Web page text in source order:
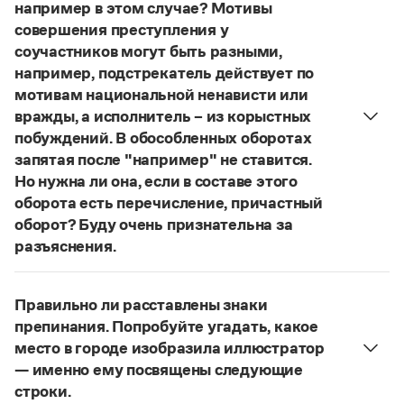
Словари русского языка как государственного
Справочники
Правила русской орфографии и пунктуации
Русский язык. Краткий теоретический курс
для школьников
Письмовник
Справочник по пунктуации
Словарь-справочник трудностей
Справочник по фразеологии
Азбучные истины
Словарь-справочник непростые слова
Журнал
Новости и события
Управление в русском языке
Словарь русских имён
Словарь методических терминов
Правила русской орфографии и пунктуации
(1956)
например в этом случае? Мотивы
совершения преступления у
соучастников могут быть разными,
например, подстрекатель действует по
мотивам национальной ненависти или
вражды, а исполнитель – из корыстных
побуждений. В обособленных оборотах
запятая после "например" не ставится.
Но нужна ли она, если в составе этого
оборота есть перечисление, причастный
оборот? Буду очень признательна за
разъяснения.
В § 94«Правил русской орфографии и пунктуации»
слова и сочетания слов, стоящие на границе
частей сложного предложения и относящиеся к
следующему за ними предложению,
не отделяются от него запятой:Послышался
резкий стук, должно быть сорвалась ставня
Правильно ли расставлены знаки
препинания. Попробуйте угадать, какое
место в городе изобразила иллюстратор
— именно ему посвящены следующие
строки.